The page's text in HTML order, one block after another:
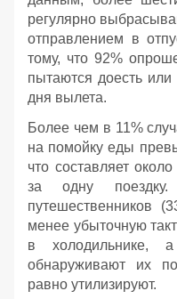
регулярно
отправлением в
тому, что 92%
пытаются доесть
дня вылета.
Более чем в 11%
на помойку еды
что составляет
за одну
путешественников
менее убыточную
в холодильнике,
обнаруживают их
равно утилизируют.